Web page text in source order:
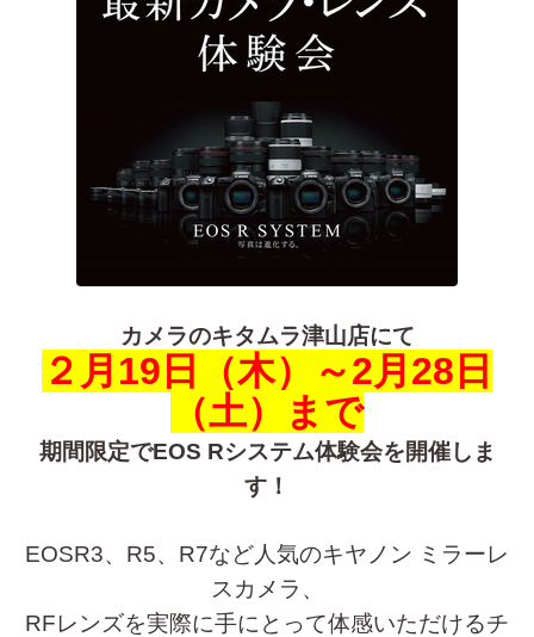
カメラのキタムラ津山店にて
２月19日（木）～2月28日
（土）まで
期間限定でEOS Rシステム体験会を開催しま
す！
EOSR3、R5、R7など人気のキヤノン ミラーレ
スカメラ、
RFレンズを実際に手にとって体感いただけるチ